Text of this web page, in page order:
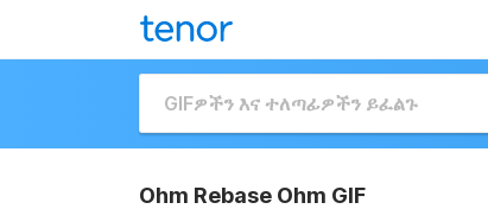
Ohm Rebase Ohm GIF